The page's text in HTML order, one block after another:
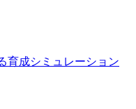
育成シミュレーション